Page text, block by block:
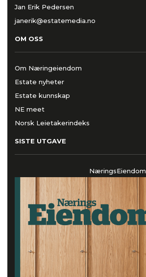
Jan Erik Pedersen
janerik@estatemedia.no
OM OSS
Om Næringeiendom
Estate nyheter
Estate kunnskap
NE meet
Norsk Leietakerindeks
SISTE UTGAVE
NæringsEiendom